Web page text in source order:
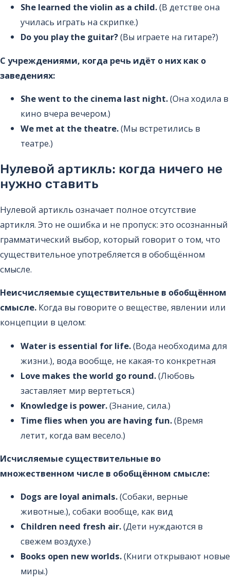
She learned the violin as a child.(В детстве она
училась играть на скрипке.)
Do you play the guitar?(Вы играете на гитаре?)
С учреждениями, когда речь идёт о них как о
заведениях:
She went to the cinema last night.(Она ходила в
кино вчера вечером.)
We met at the theatre.(Мы встретились в
театре.)
Нулевой артикль: когда ничего не
нужно ставить
Нулевой артикль означает полное отсутствие
артикля. Это не ошибка и не пропуск: это осознанный
грамматический выбор, который говорит о том, что
существительное употребляется в обобщённом
смысле.
Неисчисляемые существительные в обобщённом
смысле. Когда вы говорите о веществе, явлении или
концепции в целом:
Water is essential for life.(Вода необходима для
жизни.), вода вообще, не какая-то конкретная
Love makes the world go round.(Любовь
заставляет мир вертеться.)
Knowledge is power.(Знание, сила.)
Time flies when you are having fun.(Время
летит, когда вам весело.)
Исчисляемые существительные во
множественном числе в обобщённом смысле:
Dogs are loyal animals.(Собаки, верные
животные.), собаки вообще, как вид
Children need fresh air.(Дети нуждаются в
свежем воздухе.)
Books open new worlds.(Книги открывают новые
миры.)